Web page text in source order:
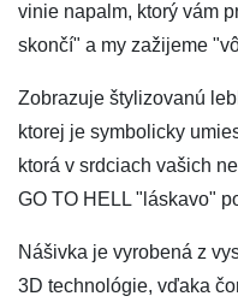
vinie napalm, ktorý vám
skončí" a my zažijeme
Zobrazuje štylizovanú
ktorej je symbolicky
ktorá v srdciach vašich
GO TO HELL "láskavo"
Nášivka je vyrobená z
3D technológie, vďaka